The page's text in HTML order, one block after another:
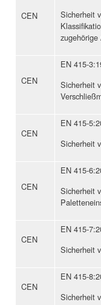
CEN
Sicherheit
zugehörige
CEN
EN 415-
Sicherheit
CEN
EN 415-
Sicherheit
CEN
EN 415-
Sicherheit
CEN
EN 415-
Sicherheit
CEN
EN 415-
Sicherheit